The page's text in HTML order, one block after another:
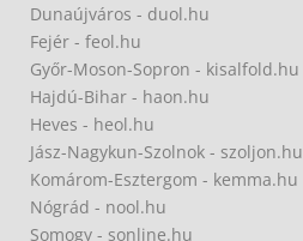
Dunaújváros - duol.hu
Fejér - feol.hu
Győr-Moson-Sopron - kisalfold.hu
Hajdú-Bihar - haon.hu
Heves - heol.hu
Jász-Nagykun-Szolnok - szoljon.hu
Komárom-Esztergom - kemma.hu
Nógrád - nool.hu
Somogy - sonline.hu